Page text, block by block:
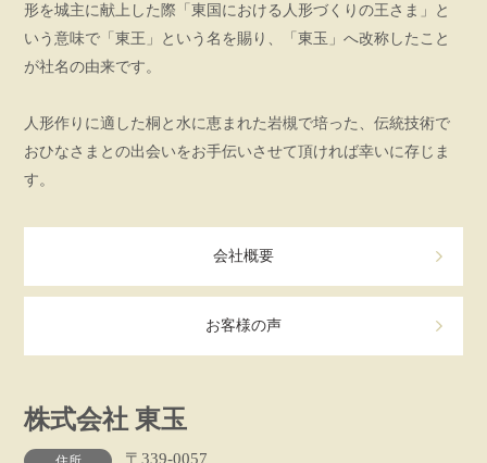
形を城主に献上した際「東国における人形づくりの王さま」と
いう意味で「東王」という名を賜り、「東玉」へ改称したこと
が社名の由来です。
人形作りに適した桐と水に恵まれた岩槻で培った、伝統技術で
おひなさまとの出会いをお手伝いさせて頂ければ幸いに存じま
す。
会社概要
お客様の声
株式会社 東玉
〒339-0057